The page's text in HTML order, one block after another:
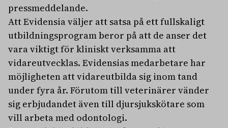
pressmeddelande.
Att Evidensia väljer att satsa på ett fullskaligt
utbildningsprogram beror på att de anser det
vara viktigt för kliniskt verksamma att
vidareutvecklas. Evidensias medarbetare har
möjligheten att vidareutbilda sig inom tand
under fyra år. Förutom till veterinärer vänder
sig erbjudandet även till djursjukskötare som
vill arbeta med odontologi.